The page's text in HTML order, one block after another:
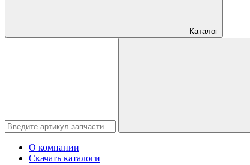
Каталог
О компании
Скачать каталоги